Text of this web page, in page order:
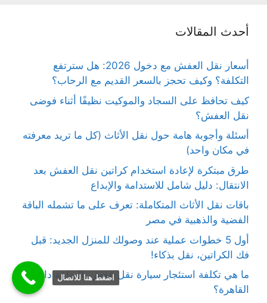
أحدث المقالات
أسعار نقل العفش مع دخول 2026: هل سترتفع
التكلفة؟ وكيف تحجز بالسعر القديم مع الرحاب؟
كيف تحافظ على السجاد والموكيت نظيفًا أثناء فوضى
نقل العفش؟
أسئلة وأجوبة هامة حول نقل الأثاث (كل ما تريد معرفته
في مكان واحد)
طرق مبتكرة لإعادة استخدام كراتين نقل العفش بعد
الانتقال: دليل شامل للاستدامة والإبداع
باقات نقل الأثاث المتكاملة: تعرف على ما تشمله الباقة
الفضية والذهبية في مصر
أول 5 خطوات عملية عند وصولك للمنزل الجديد: قبل
فك الكراتين، نقل بذكاء!
ما هي تكلفة استئجار سيارة نقل عفش بالساعة داخل
القاهرة؟
اضغط هنا للاتصال